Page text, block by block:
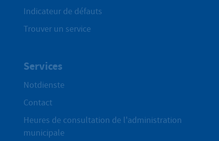
Indicateur de défauts
Trouver un service
Services
Notdienste
Contact
Heures de consultation de l'administration
municipale